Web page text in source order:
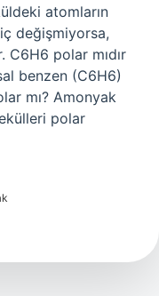
atomların
değişmiyorsa,
polar mıdır
benzen (C6H6)
mı? Amonyak
polar